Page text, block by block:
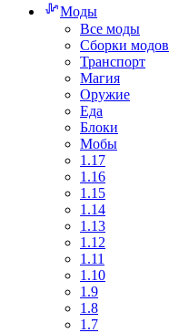
Моды
Все моды
Сборки модов
Транспорт
Магия
Оружие
Еда
Блоки
Мобы
1.17
1.16
1.15
1.14
1.13
1.12
1.11
1.10
1.9
1.8
1.7